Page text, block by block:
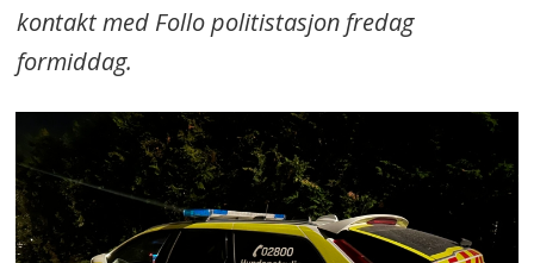
kontakt med Follo politistasjon fredag
formiddag.